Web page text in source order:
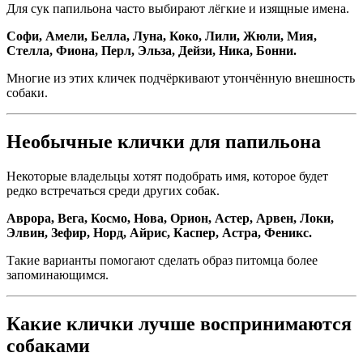
Для сук папильона часто выбирают лёгкие и изящные имена.
Софи, Амели, Белла, Луна, Коко, Лили, Жюли, Мия,
Стелла, Фиона, Перл, Эльза, Дейзи, Ника, Бонни.
Многие из этих кличек подчёркивают утончённую внешность
собаки.
Необычные клички для папильона
Некоторые владельцы хотят подобрать имя, которое будет
редко встречаться среди других собак.
Аврора, Вега, Космо, Нова, Орион, Астер, Арвен, Локи,
Элвин, Зефир, Норд, Айрис, Каспер, Астра, Феникс.
Такие варианты помогают сделать образ питомца более
запоминающимся.
Какие клички лучше воспринимаются
собаками